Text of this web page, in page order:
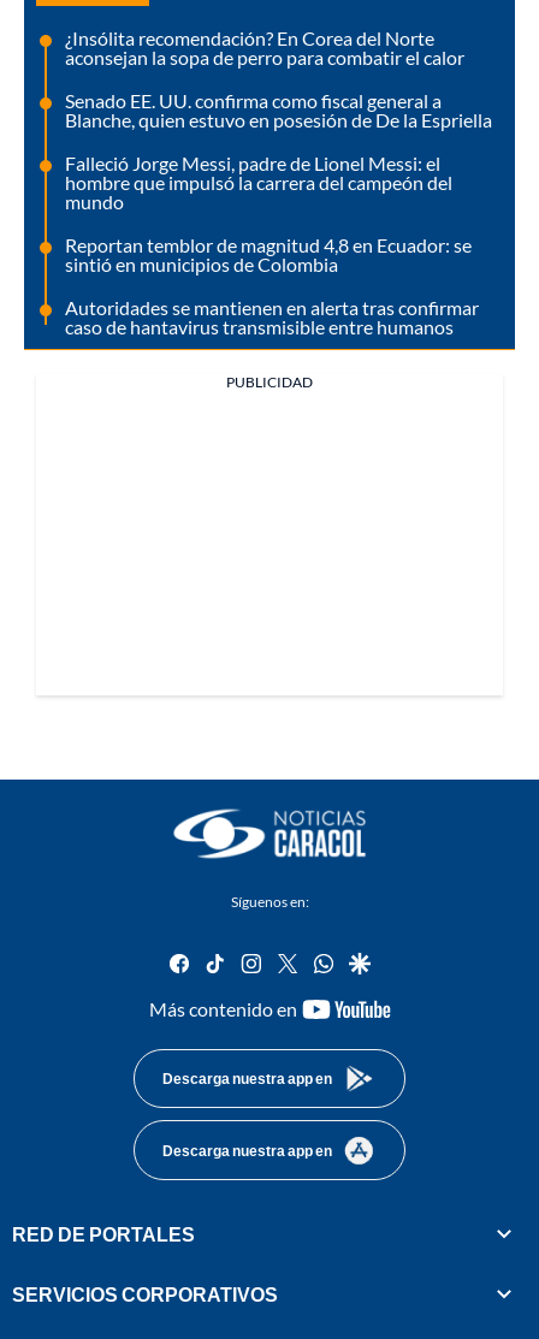
¿Insólita recomendación? En Corea del Norte
aconsejan la sopa de perro para combatir el calor
Senado EE. UU. confirma como fiscal general a
Blanche, quien estuvo en posesión de De la Espriella
Falleció Jorge Messi, padre de Lionel Messi: el
hombre que impulsó la carrera del campeón del
mundo
Reportan temblor de magnitud 4,8 en Ecuador: se
sintió en municipios de Colombia
Autoridades se mantienen en alerta tras confirmar
caso de hantavirus transmisible entre humanos
PUBLICIDAD
Síguenos en:
facebook
tiktok instagram
twitterwhatsapp
google
Más contenido en
youtube-
Descarga nuestra app en
Descarga nuestra app en
RED DE PORTALES
SERVICIOS CORPORATIVOS